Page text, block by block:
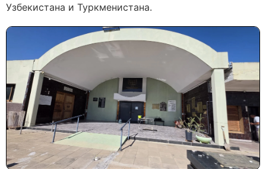
Узбекистана и Туркменистана.